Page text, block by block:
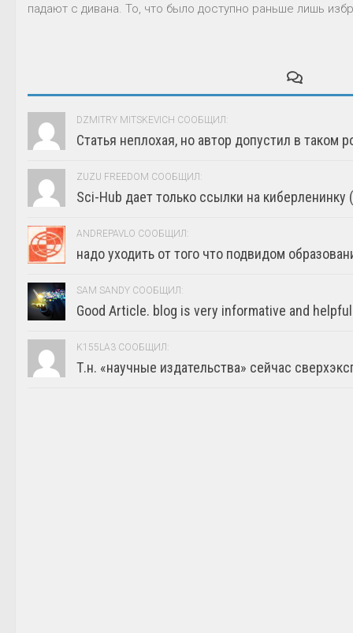
падают с дивана. То, что было доступно раньше лишь
DZMITRY MITSKEVICH СООБЩИЛ:
Статья неплохая, но автор допустил в таком
ZUZU FREEDOM СООБЩИЛ:
Sci-Hub дает только ссылки на киберленинку
ANDREPAVLO СООБЩИЛ:
надо уходить от того что подвидом
SAM SANDY СООБЩИЛ:
Good Article. blog is very informative and helpful
K155LA3 СООБЩИЛ:
Т.н. «научные издательства» сейчас